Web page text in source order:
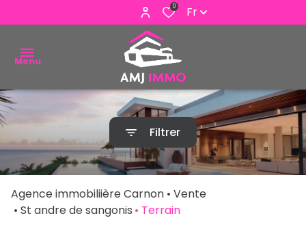
0 Fr
Menu
ACHETER
VENDRE
ESTIMER
ALERTE
Filtrer
Agence immobiliière Carnon
Vente
St andre de sangonis
Terrain